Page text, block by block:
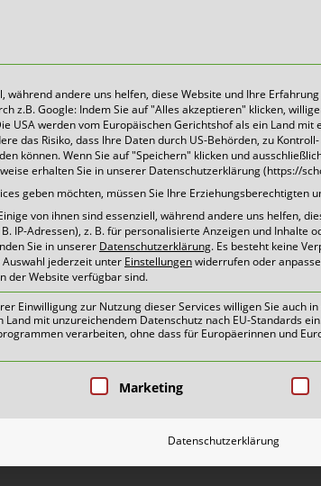
Heute für morgen sorgen
SACK ist nicht
an dem Service DER SACK.
sofort nicht mehr zur Verfügung.
Containern oder unseren weiteren
andere uns helfen, diese Website und Ihre
z.B. Google: Indem Sie auf "Alles akzeptieren" klicken,
USA werden vom Europäischen Gerichtshof als ein Land mit
das Risiko, dass Ihre Daten durch US-Behörden, zu
können. Wenn Sie auf "Speichern" klicken und
erhalten Sie in unserer Datenschutzerklärung (https://
geben möchten, müssen Sie Ihre Erziehungsberechtigten
von ihnen sind essenziell, während andere uns helfen,
IP-Adressen), z. B. für personalisierte Anzeigen und Inhalte
Sie in unserer Datenschutzerklärung. Es besteht keine
Auswahl jederzeit unter Einstellungenwiderrufen oder
der Website verfügbar sind.
Einwilligung zur Nutzung dieser Services willigen Sie auch
mit unzureichendem Datenschutz nach EU-Standards
verarbeiten, ohne dass für Europäerinnen und
für die eine
Marketing
Datenschutzerklärung